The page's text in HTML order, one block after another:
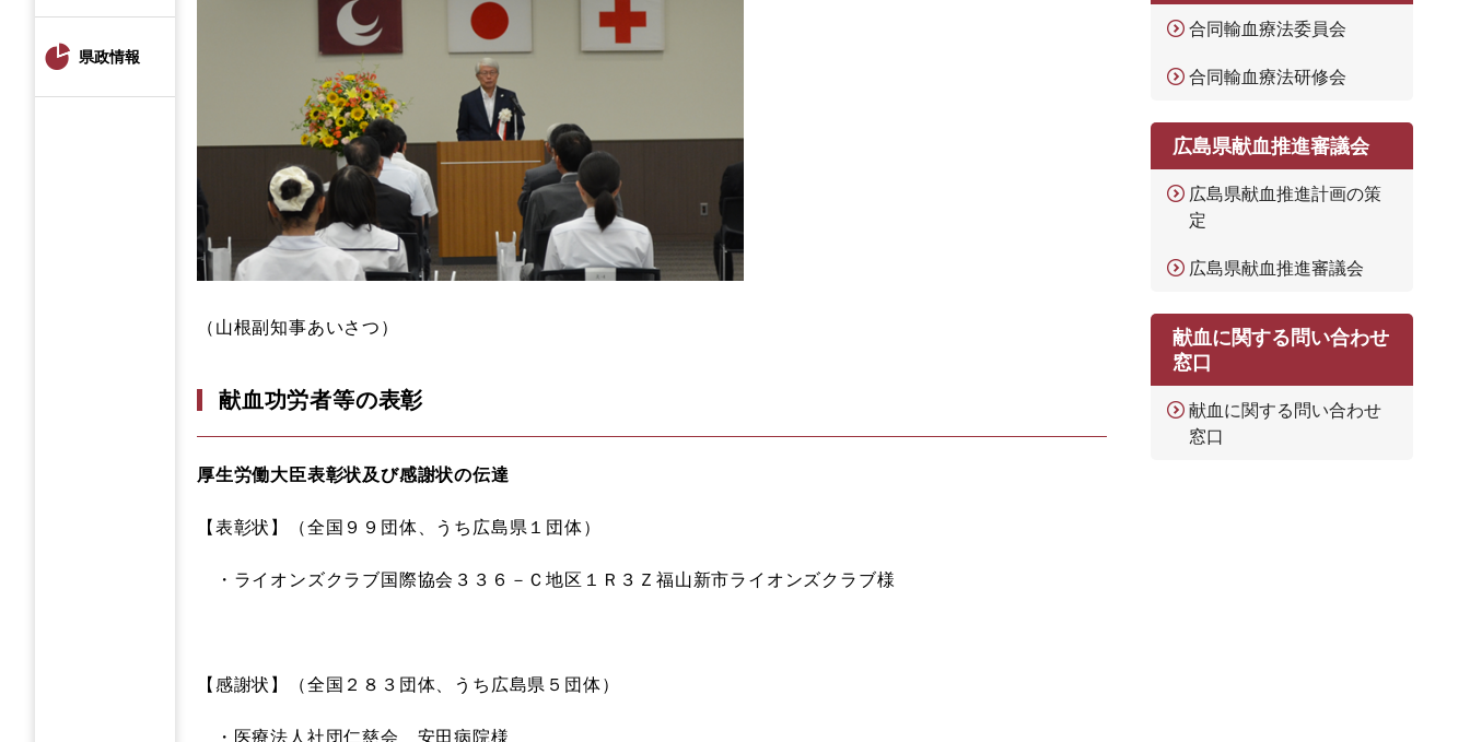
県政情報
（山根副知事あいさつ）
献血功労者等の表彰
厚生労働大臣表彰状及び感謝状の伝達
【表彰状】（全国９９団体、うち広島県１団体）
・ライオンズクラブ国際協会３３６－Ｃ地区１Ｒ３Ｚ福山新市ライオンズクラブ様
【感謝状】（全国２８３団体、うち広島県５団体）
・医療法人社団仁慈会 安田病院様
合同輸血療法委員会
合同輸血療法研修会
広島県献血推進審議会
広島県献血推進計画の策
定
広島県献血推進審議会
献血に関する問い合わせ
窓口
献血に関する問い合わせ
窓口